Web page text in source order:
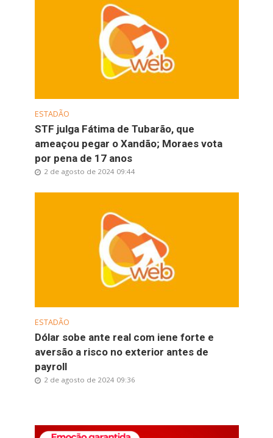
ESTADÃO
STF julga Fátima de Tubarão, que
ameaçou pegar o Xandão; Moraes vota
por pena de 17 anos
2 de agosto de 2024 09:44
ESTADÃO
Dólar sobe ante real com iene forte e
aversão a risco no exterior antes de
payroll
2 de agosto de 2024 09:36